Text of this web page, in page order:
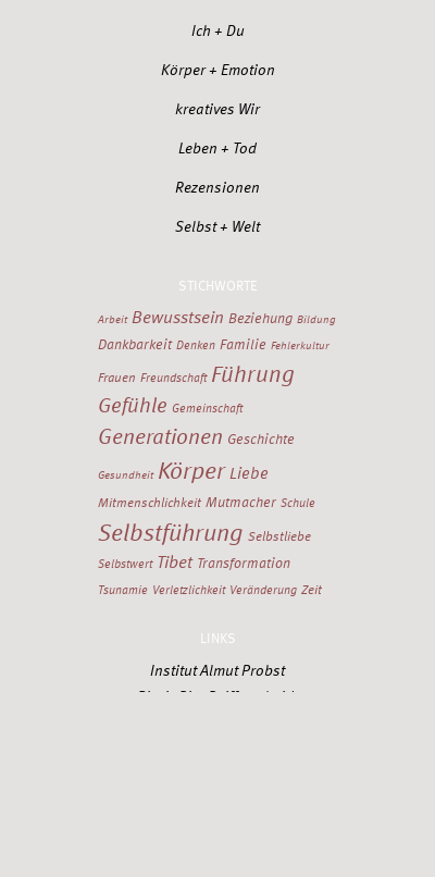
Ich + Du
Körper + Emotion
kreatives Wir
Leben + Tod
Rezensionen
Selbst + Welt
STICHWORTE
Arbeit Bewusstsein Beziehung Bildung
Dankbarkeit Denken Familie Fehlerkultur
Frauen Freundschaft Führung
Gefühle Gemeinschaft
Generationen Geschichte
Gesundheit KörperLiebe
Mitmenschlichkeit Mutmacher Schule
Selbstführung Selbstliebe
Selbstwert Tibet Transformation
Tsunamie Verletzlichkeit Veränderung Zeit
LINKS
Institut Almut Probst
Birgit-Rita Reifferscheidt